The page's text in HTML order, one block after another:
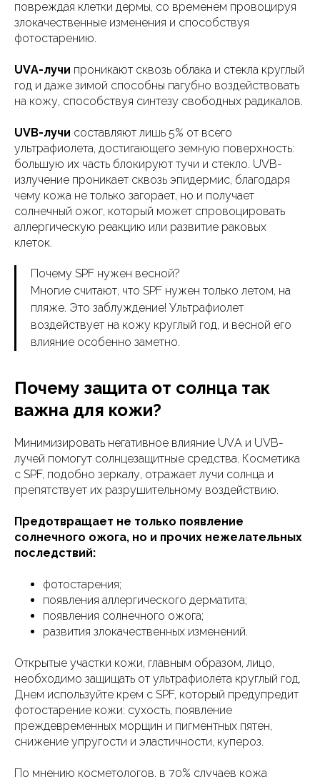
повреждая клетки дермы, со временем провоцируя
злокачественные изменения и способствуя
фотостарению.
UVА-лучи проникают сквозь облака и стекла круглый
год и даже зимой способны пагубно воздействовать
на кожу, способствуя синтезу свободных радикалов.
UVB-лучи составляют лишь 5% от всего
ультрафиолета, достигающего земную поверхность:
большую их часть блокируют тучи и стекло. UVB-
излучение проникает сквозь эпидермис, благодаря
чему кожа не только загорает, но и получает
солнечный ожог, который может спровоцировать
аллергическую реакцию или развитие раковых
клеток.
Почему SPF нужен весной?
Многие считают, что SPF нужен только летом, на
пляже. Это заблуждение! Ультрафиолет
воздействует на кожу круглый год, и весной его
влияние особенно заметно.
Почему защита от солнца так
важна для кожи?
Минимизировать негативное влияние UVА и UVB-
лучей помогут солнцезащитные средства. Косметика
с SPF, подобно зеркалу, отражает лучи солнца и
препятствует их разрушительному воздействию.
Предотвращает не только появление
солнечного ожога, но и прочих нежелательных
последствий:
фотостарения;
появления аллергического дерматита;
появления солнечного ожога;
развития злокачественных изменений.
Открытые участки кожи, главным образом, лицо,
необходимо защищать от ультрафиолета круглый год.
Днем используйте крем с SPF, который предупредит
фотостарение кожи: сухость, появление
преждевременных морщин и пигментных пятен,
снижение упругости и эластичности, купероз.
По мнению косметологов, в 70% случаев кожа